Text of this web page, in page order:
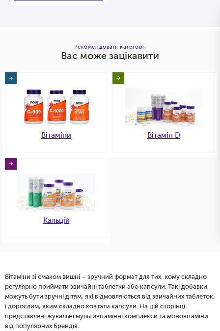
Рекомендовані категорії
Вас може зацікавити
Вітаміни Вітамін D
Кальцій
Вітаміни зі смаком вишні – зручний формат для тих, кому складно
регулярно приймати звичайні таблетки або капсули. Такі добавки
можуть бути зручні дітям, які відмовляються від звичайних таблеток,
і дорослим, яким складно ковтати капсули. На цій сторінці
представлені жувальні мультивітамінні комплекси та моновітаміни
від популярних брендів.